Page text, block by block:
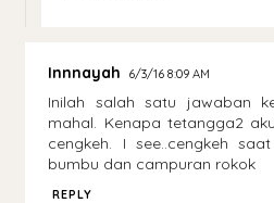
Innnayah 6/3/16 8:09 AM
Inilah salah satu jawaban
mahal. Kenapa tetangga2
cengkeh. I see..cengkeh
bumbu dan campuran rokok
REPLY